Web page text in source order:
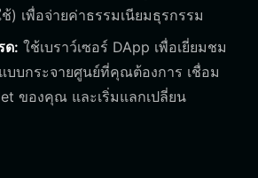
) เพื่อจ่ายค่าธรรมเนียมธุรกรรม
ด: ใช้เบราว์เซอร์ DApp เพื่อเยี่ยมชม
บบกระจายศูนย์ที่คุณต้องการ เชื่อม
ของคุณ และเริ่มแลกเปลี่ยน